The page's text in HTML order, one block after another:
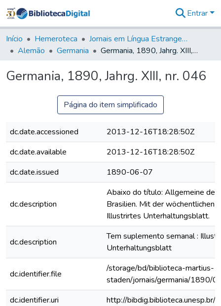
&
Coleções
Tudo na
Digital
Entrar
Início Hemeroteca
Jornais em Língua Estrangeira
Alemão
Germania Germania, 1890, Jahrg. XIII, nr. 046
Germania, 1890, Jahrg. XIII, nr. 046
Página do item simplificado
dc.date.accessioned
2013-12-16T18:28:50Z
dc.date.available
2013-12-16T18:28:50Z
dc.date.issued
1890-06-07
dc.description
Abaixo do título: Allgemeine
Brasilien. Mit der wöchentlichen
Illustrirtes Unterhaltungsblatt.
dc.description
Tem suplemento semanal :
Unterhaltungsblatt
dc.identifier.file
/storage/bd/biblioteca-martius-
staden/jornais/germania/1890/
dc.identifier.uri
http://